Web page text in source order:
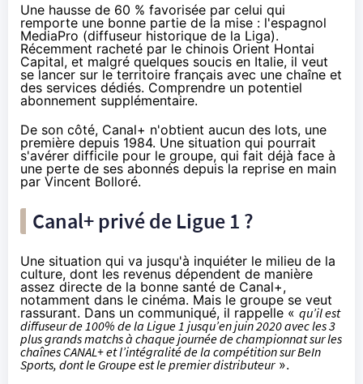
Une hausse de 60 % favorisée par celui qui
remporte une bonne partie de la mise : l'espagnol
MediaPro (diffuseur historique de la Liga).
Récemment racheté par le chinois Orient Hontai
Capital, et malgré quelques soucis en Italie, il veut
se lancer sur le territoire français avec une chaîne et
des services dédiés. Comprendre un potentiel
abonnement supplémentaire.
De son côté, Canal+ n'obtient aucun des lots, une
première depuis 1984. Une situation qui pourrait
s'avérer difficile pour le groupe, qui fait déjà face à
une perte de ses abonnés depuis la reprise en main
par Vincent Bolloré.
Canal+ privé de Ligue 1 ?
Une situation qui va jusqu'à inquiéter le milieu de la
culture, dont les revenus dépendent de manière
assez directe de la bonne santé de Canal+,
notamment dans le cinéma. Mais le groupe se veut
rassurant. Dans un communiqué, il rappelle « qu’il est
diffuseur de 100% de la Ligue 1 jusqu’en juin 2020 avec les 3
plus grands matchs à chaque journée de championnat sur les
chaînes CANAL+ et l’intégralité de la compétition sur BeIn
Sports, dont le Groupe est le premier distributeur».